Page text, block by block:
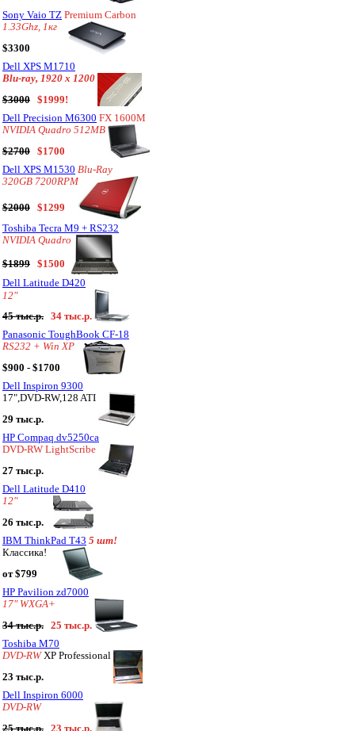
Sony Vaio TZ Premium Carbon
1.33Ghz, 1кг
$3300
Dell XPS M1710
Blu-ray, 1920 x 1200
$3000
$1999!
Dell Precision M6300 FX 1600M
NVIDIA Quadro 512MB
$2700
$1700
Dell XPS M1530 Blu-Ray
320GB 7200RPM
$2000
$1299
Toshiba Tecra M9 + RS232
NVIDIA Quadro
$1899
$1500
Dell Latitude D420
12"
45 тыс.р.
34 тыс.р.
Panasonic ToughBook CF-18
RS232 + Win XP
$900 - $1700
Dell Inspiron 9300
17",DVD-RW,128 ATI
29 тыс.р.
HP Compaq dv5250ca
DVD-RW LightScribe
27 тыс.р.
Dell Latitude D410
12"
26 тыс.р.
IBM ThinkPad T43 5 шт!
Классика!
от $799
HP Pavilion zd7000
17" WXGA+
34 тыс.р.
25 тыс.р.
Toshiba M70
DVD-RWXP Professional
23 тыс.р.
Dell Inspiron 6000
DVD-RW
25 тыс.р.
23 тыс.р.